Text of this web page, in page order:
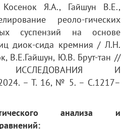
Я.А., Гайшун В.Е.,
реоло-гических
суспензий на основе
диок-сида кремния / Л.Н.
В.Е.Гайшун, Ю.В. Брут-тан //
ИССЛЕДОВАНИЯ И
– Т. 16, № 5. – С.1217–
анализа и